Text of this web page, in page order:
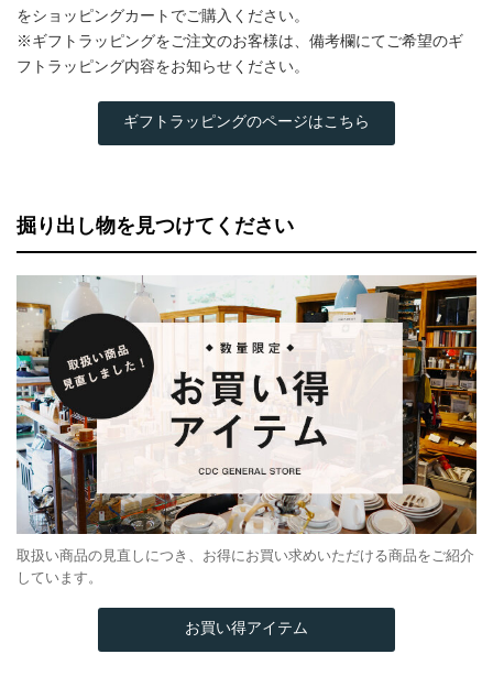
をショッピングカートでご購入ください。
※ギフトラッピングをご注文のお客様は、備考欄にてご希望のギ
フトラッピング内容をお知らせください。
ギフトラッピングのページはこちら
掘り出し物を見つけてください
取扱い商品の見直しにつき、お得にお買い求めいただける商品をご紹介
しています。
お買い得アイテム